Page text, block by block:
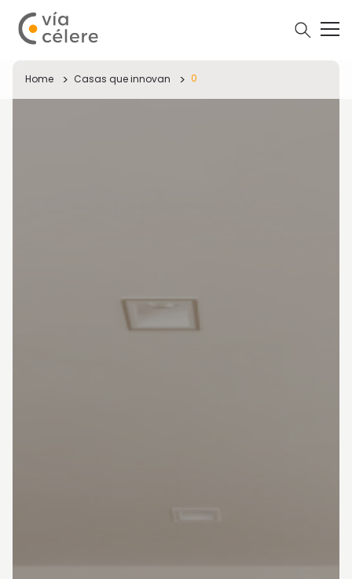
Home Casas que innovan 0